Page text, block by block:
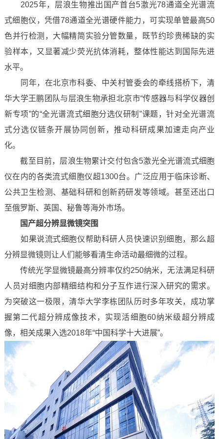
2025年，层浪生物推出国产首台5激光78通道全光谱流
式细胞仪，凭借78通道全光谱硬件能力，可实现单管最高50
色并行检测，大幅精简实验分管数量，既节约珍贵稀缺的实
验样本，又显著减少荧光抗体消耗，整体性能达到国际先进
水平。
同年，在北京市科委、中关村管委会的牵线搭桥下，清
华大学王鹏团队与层浪生物承担北京市“传感器与科学仪器创
新专项”的“全光谱流式细胞分选仪研制”课题，针对全光谱流
式分选仪链条开展协同创新，推动科研成果加速走向产业
化。
截至目前，层浪生物累计交付包含5激光全光谱流式细胞
仪在内的各类流式细胞仪超1300台。广泛应用于临床诊断、
公共卫生检测、基础科研和创新药研发等领域。甚至还出口
至俄罗斯、英国、秘鲁等海外市场。
国产超分辨显微镜突围
如果说流式细胞仪帮助科研人员快速识别细胞，那么超
分辨显微镜则让人们能够看清生命活动最细微的过程。
传统光学显微镜最高分辨率仅约250纳米，无法满足科研
人员对细胞内部精细结构和分子互作进行深入研究的需求。
为突破这一极限，清华大学李栋团队历时多年攻关，成功掌
握第二代超分辨成像技术，实现活细胞60纳米级超分辨成
像，相关成果入选2018年“中国科学十大进展”。